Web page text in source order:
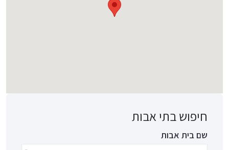
חיפוש בתי אבות
שם בית אבות